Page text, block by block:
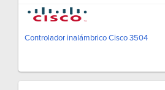
Controlador inalámbrico Cisco 3504